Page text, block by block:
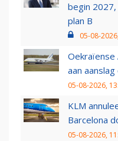
begin
plan B
05-08-
aan
05-08-2026,
KLM
Barcelona
05-08-2026,